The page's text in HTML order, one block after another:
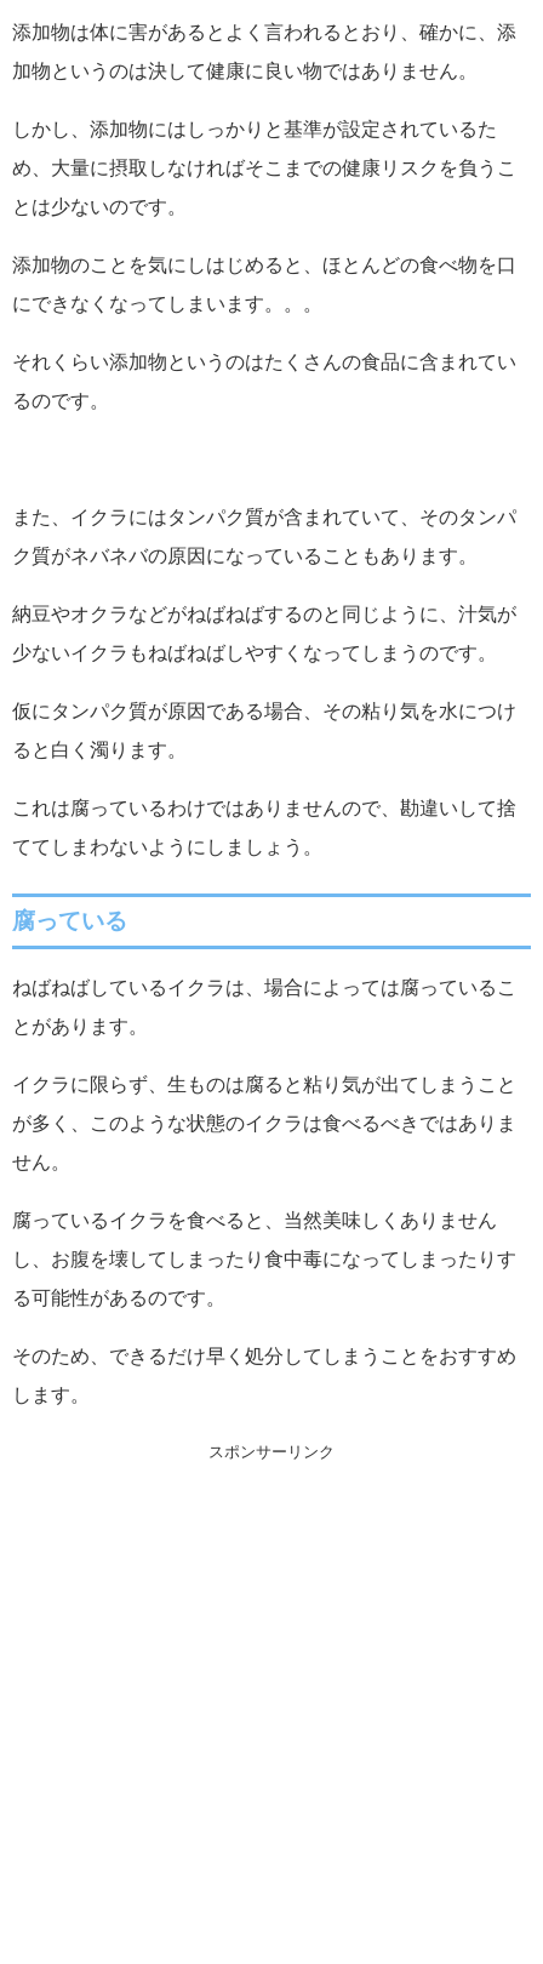
添加物は体に害があるとよく言われるとおり、確かに、添
加物というのは決して健康に良い物ではありません。
しかし、添加物にはしっかりと基準が設定されているた
め、大量に摂取しなければそこまでの健康リスクを負うこ
とは少ないのです。
添加物のことを気にしはじめると、ほとんどの食べ物を口
にできなくなってしまいます。。。
それくらい添加物というのはたくさんの食品に含まれてい
るのです。
また、イクラにはタンパク質が含まれていて、そのタンパ
ク質がネバネバの原因になっていることもあります。
納豆やオクラなどがねばねばするのと同じように、汁気が
少ないイクラもねばねばしやすくなってしまうのです。
仮にタンパク質が原因である場合、その粘り気を水につけ
ると白く濁ります。
これは腐っているわけではありませんので、勘違いして捨
ててしまわないようにしましょう。
腐っている
ねばねばしているイクラは、場合によっては腐っているこ
とがあります。
イクラに限らず、生ものは腐ると粘り気が出てしまうこと
が多く、このような状態のイクラは食べるべきではありま
せん。
腐っているイクラを食べると、当然美味しくありません
し、お腹を壊してしまったり食中毒になってしまったりす
る可能性があるのです。
そのため、できるだけ早く処分してしまうことをおすすめ
します。
スポンサーリンク